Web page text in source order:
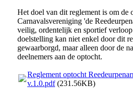
Het doel van dit reglement is om de
Carnavalsvereniging 'de
veilig, ordentelijk en sportief
doelstelling kan niet enkel door dit
gewaarborgd, maar alleen door de
deelnemers aan de optocht.
Reglement optocht
v.1.0.pdf(231.56KB)